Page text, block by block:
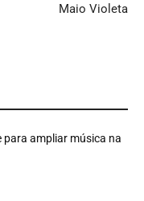
Maio Violeta
para ampliar música na